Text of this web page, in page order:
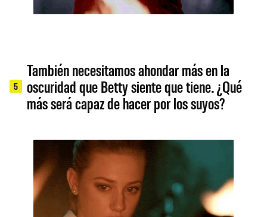
5
También necesitamos ahondar más en la
oscuridad que Betty siente que tiene. ¿Qué
más será capaz de hacer por los suyos?